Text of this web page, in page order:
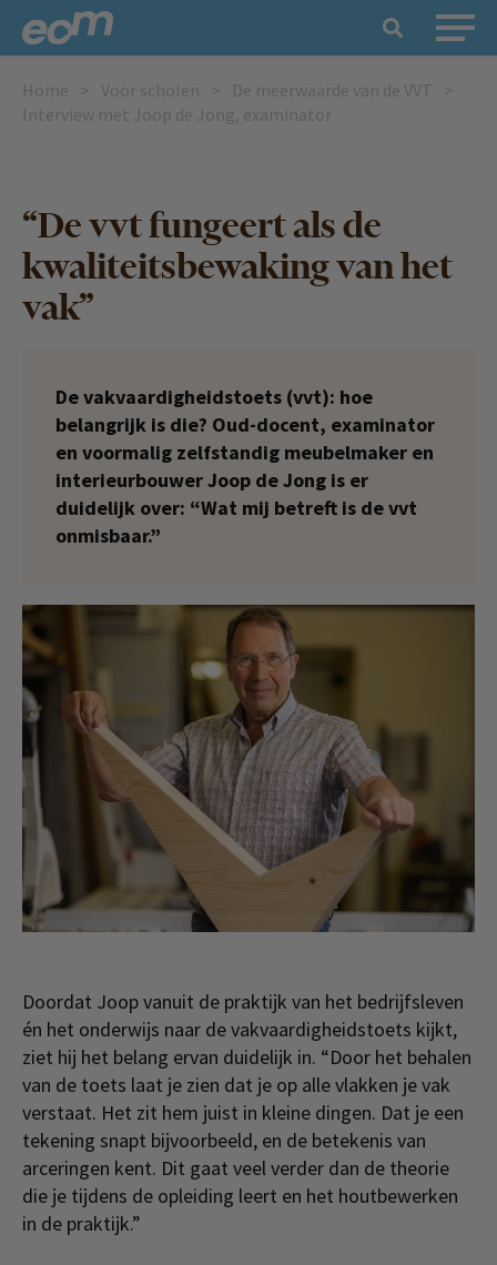
Home Voor scholen
De meerwaarde van de VVT
Interview met Joop de Jong, examinator
“De vvt fungeert als de
kwaliteitsbewaking van het
vak”
De vakvaardigheidstoets (vvt): hoe
belangrijk is die? Oud-docent, examinator
en voormalig zelfstandig meubelmaker en
interieurbouwer Joop de Jong is er
duidelijk over: “Wat mij betreft is de vvt
onmisbaar.”
Doordat Joop vanuit de praktijk van het bedrijfsleven
én het onderwijs naar de vakvaardigheidstoets kijkt,
ziet hij het belang ervan duidelijk in. “Door het behalen
van de toets laat je zien dat je op alle vlakken je vak
verstaat. Het zit hem juist in kleine dingen. Dat je een
tekening snapt bijvoorbeeld, en de betekenis van
arceringen kent. Dit gaat veel verder dan de theorie
die je tijdens de opleiding leert en het houtbewerken
in de praktijk.”